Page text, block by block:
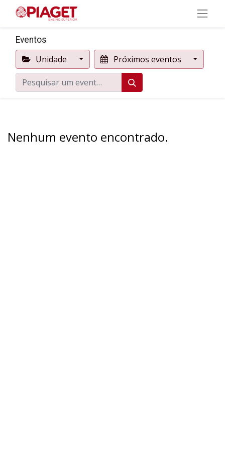
Eventos
Unidade Próximos eventos
Nenhum evento encontrado.